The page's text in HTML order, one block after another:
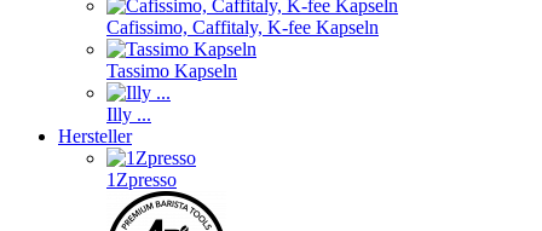
Cafissimo, Caffitaly, K-fee Kapseln
Tassimo Kapseln
Illy ...
Hersteller
1Zpresso